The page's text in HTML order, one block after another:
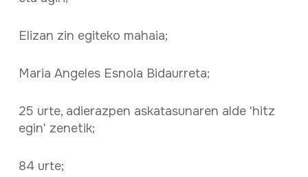
Elizan zin egiteko mahaia;
Maria Angeles Esnola Bidaurreta;
25 urte, adierazpen askatasunaren alde 'hitz
egin' zenetik;
84 urte;